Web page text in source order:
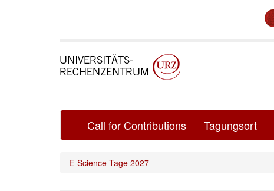
Main
navigation
Call for Contributions Tagungsort
E-Science-Tage 2027